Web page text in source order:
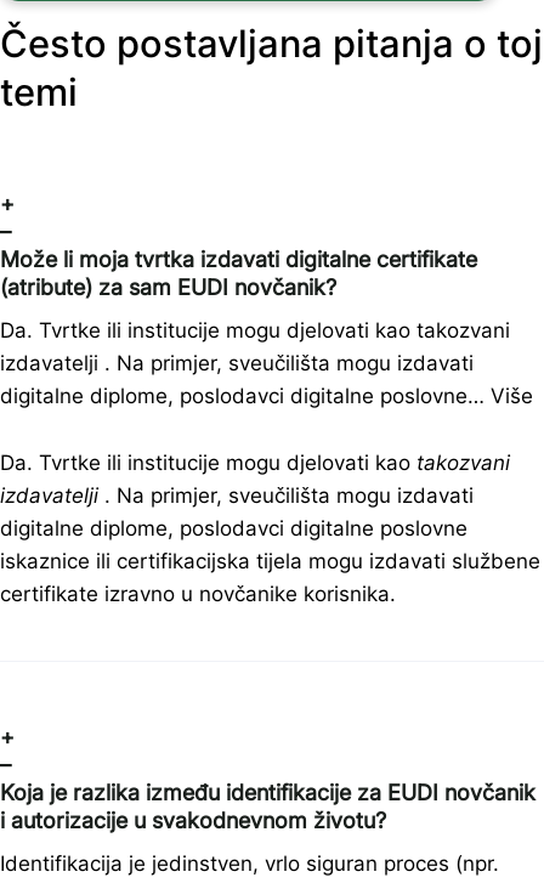
Često postavljana pitanja o toj
temi
+
–
Može li moja tvrtka izdavati digitalne certifikate
(atribute) za sam EUDI novčanik?
Da. Tvrtke ili institucije mogu djelovati kao takozvani
izdavatelji . Na primjer, sveučilišta mogu izdavati
digitalne diplome, poslodavci digitalne poslovne… Više
Da. Tvrtke ili institucije mogu djelovati kao takozvani
izdavatelji. Na primjer, sveučilišta mogu izdavati
digitalne diplome, poslodavci digitalne poslovne
iskaznice ili certifikacijska tijela mogu izdavati službene
certifikate izravno u novčanike korisnika.
+
–
Koja je razlika između identifikacije za EUDI novčanik
i autorizacije u svakodnevnom životu?
Identifikacija je jedinstven, vrlo siguran proces (npr.